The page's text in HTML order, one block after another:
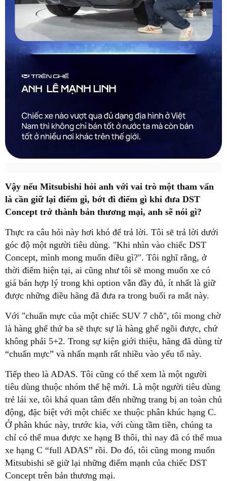
Vậy nếu Mitsubishi hỏi anh với vai trò một tham vấn
là cần giữ lại điểm gì, bớt đi điểm gì khi đưa DST
Concept trở thành bản thương mại, anh sẽ nói gì?
Thực ra câu hỏi này hơi khó để trả lời. Tôi sẽ trả lời dưới
góc độ một người tiêu dùng. "Khi nhìn vào chiếc DST
Concept, mình mong muốn điều gì?". Tôi nghĩ rằng, ở
thời điểm hiện tại, ai cũng như tôi sẽ mong muốn xe có
giá bán hợp lý trong khi option vẫn đầy đủ, ít nhất là giữ
được những điều hãng đã đưa ra trong buổi ra mắt này.
Với "chuẩn mực của một chiếc SUV 7 chỗ", tôi mong chờ
là hàng ghế thứ ba sẽ thực sự là hàng ghế ngồi được, chứ
không phải 5+2. Trong sự kiện giới thiệu, hãng đã dùng từ
“chuẩn mực” và nhấn mạnh rất nhiều vào yếu tố này.
Tiếp theo là ADAS. Tôi cũng có thể xem là một người
tiêu dùng thuộc nhóm thế hệ mới. Là một người tiêu dùng
trẻ lái xe, tôi khá quan tâm đến những trang bị an toàn chủ
động, đặc biệt với một chiếc xe thuộc phân khúc hạng C.
Ở phân khúc này, trước kia, với cùng tầm tiền, chúng ta
chỉ có thể mua được xe hạng B thôi, thì nay đã có thể mua
xe hạng C “full ADAS” rồi. Do đó, tôi cũng mong muốn
Mitsubishi sẽ giữ lại những điểm mạnh của chiếc DST
Concept trên bản thương mại.